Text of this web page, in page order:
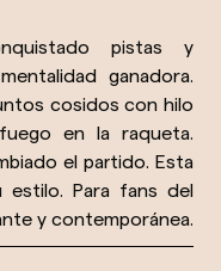
pistas y
ganadora.
cosidos con hilo
en la raqueta.
el partido. Esta
estilo. Para fans del
y contemporánea.